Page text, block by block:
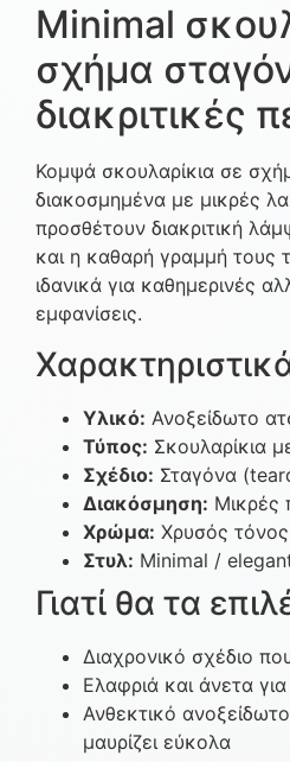
Minimal
σχήμα
διακριτικές
Κομψά σκουλαρίκια σε
διακοσμημένα με μικρές
προσθέτουν διακριτική
και η καθαρή γραμμή τους
ιδανικά για καθημερινές
εμφανίσεις.
Υλικό: Ανοξείδωτο
Τύπος: Σκουλαρίκια
Σχέδιο: Σταγόνα
Διακόσμηση: Μικρές
Χρώμα: Χρυσός τόνος
Στυλ: Minimal /
Γιατί θα τα
Διαχρονικό σχέδιο
Ελαφριά και άνετα
Ανθεκτικό
μαυρίζει εύκολα